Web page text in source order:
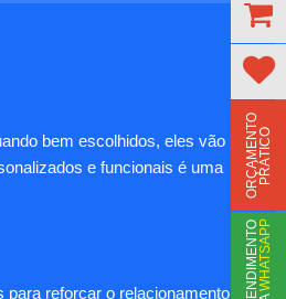
bem escolhidos, eles vão
e funcionais é uma
para reforçar o relacionamento
O
R
Ç
A
M
E
N
T
O
P
R
Á
T
I
CO
A
T
N
D
I
M
E
N
T
O
V
I
AWHATSAPP